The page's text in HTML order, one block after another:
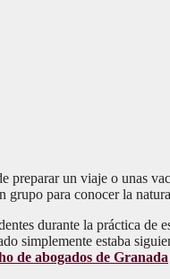
un viaje o unas
grupo para conocer la
durante la práctica de
simplemente estaba
de abogados de Granada